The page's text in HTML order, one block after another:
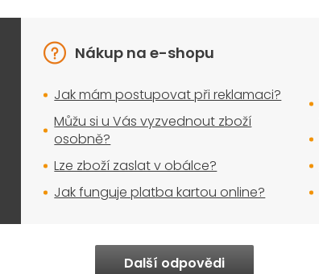
y
p
s
Nákup na e-shopu
Jak mám postupovat při reklamaci?
Můžu si u Vás vyzvednout zboží
osobně?
Lze zboží zaslat v obálce?
Jak funguje platba kartou online?
Další odpovědi